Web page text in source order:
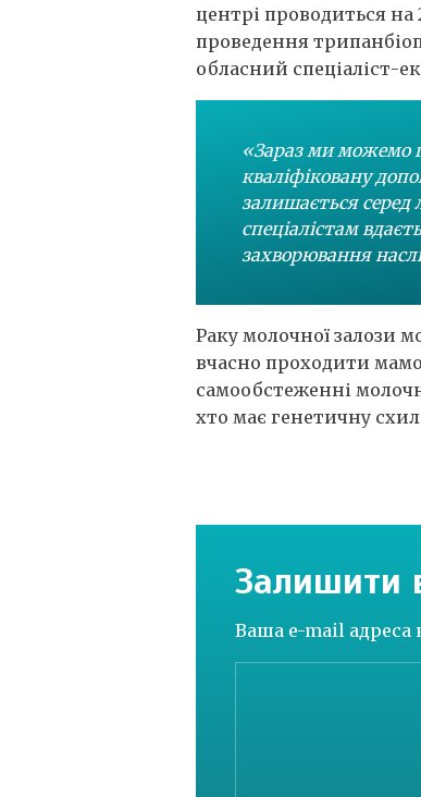
центрі проводиться
проведення
обласний спеціаліст-
«Зараз ми можемо
кваліфіковану
залишається серед
спеціалістам
захворювання
Раку молочної залози
вчасно проходити
самообстеженні
хто має генетичну
Залишити
Ваша e-mail